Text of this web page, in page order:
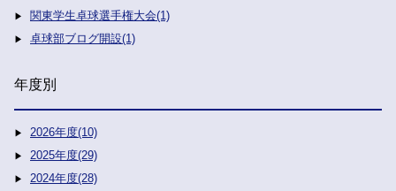
関東学生卓球選手権大会(1)
卓球部ブログ開設(1)
年度別
2026年度(10)
2025年度(29)
2024年度(28)